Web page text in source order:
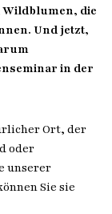
die
Und jetzt,
in der
Ort, der
oder
unserer
Sie sie